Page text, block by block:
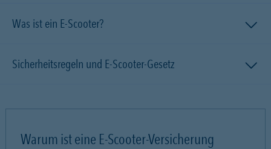
Was ist ein E-Scooter?
Sicherheitsregeln und E-Scooter-Gesetz
Warum ist eine E-Scooter-Versicherung